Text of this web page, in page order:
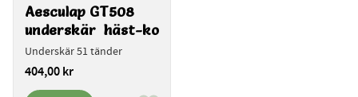
Aesculap GT508
underskär  häst-ko
Underskär 51 tänder
404,00kr